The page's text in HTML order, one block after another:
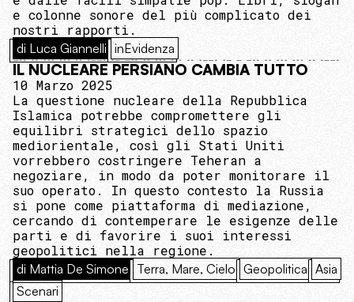
e colonne sonore del più complicato dei
nostri rapporti.
di Luca Giannelli inEvidenza
IL NUCLEARE PERSIANO CAMBIA TUTTO
10 Marzo 2025
La questione nucleare della Repubblica
Islamica potrebbe compromettere gli
equilibri strategici dello spazio
mediorientale, così gli Stati Uniti
vorrebbero costringere Teheran a
negoziare, in modo da poter monitorare il
suo operato. In questo contesto la Russia
si pone come piattaforma di mediazione,
cercando di contemperare le esigenze delle
parti e di favorire i suoi interessi
geopolitici nella regione.
di Mattia De Simone Terra, Mare, Cielo Geopolitica Asia
Scenari